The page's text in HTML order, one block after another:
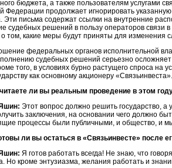
бюджета, а также пользователям услугами
Федерации продолжает игнорировать
Эти письма содержат ссылки на внутренние
судебных решений в пользу операторов связи
о том, какие меры будут приняты для изменения
федеральных органов исполнительной
судебных решений серьезно
того, в условиях бурно растущего спроса на
как основному акционеру «Связьинвеста».
ли вы реальным проведение в этом
Этот вопрос должно решить государство, а
заключения, на основании чего должно
процессы были публичными, и общество, и
ли вы остаться в «Связьинвесте» после
Я готов работать всегда! Не знаю, что
Но кроме энтузиазма, желания работать и